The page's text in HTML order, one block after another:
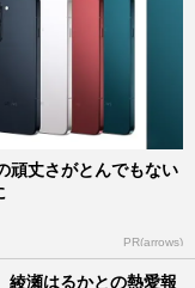
頑丈さがとんでもない
PR(arrows)
綾瀬はるかとの熱愛報